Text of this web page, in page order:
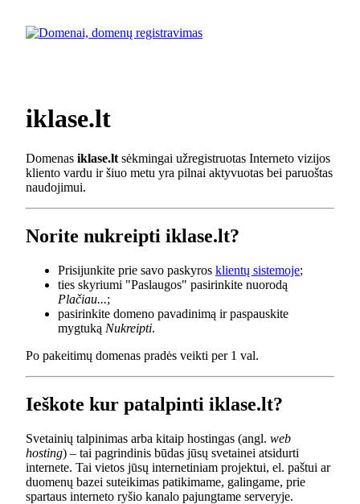
iklase.lt
Domenas iklase.lt sėkmingai užregistruotas Interneto vizijos
kliento vardu ir šiuo metu yra pilnai aktyvuotas bei paruoštas
naudojimui.
Norite nukreipti iklase.lt?
Prisijunkite prie savo paskyros klientų sistemoje;
ties skyriumi "Paslaugos" pasirinkite nuorodą
Plačiau...;
pasirinkite domeno pavadinimą ir paspauskite
mygtuką Nukreipti.
Po pakeitimų domenas pradės veikti per 1 val.
Ieškote kur patalpinti iklase.lt?
Svetainių talpinimas arba kitaip hostingas (angl. web
hosting) – tai pagrindinis būdas jūsų svetainei atsidurti
internete. Tai vietos jūsų internetiniam projektui, el. paštui ar
duomenų bazei suteikimas patikimame, galingame, prie
spartaus interneto ryšio kanalo pajungtame serveryje.